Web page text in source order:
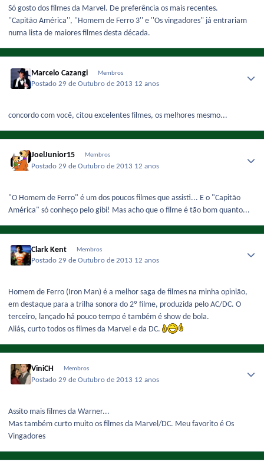
Só gosto dos filmes da Marvel. De preferência os mais recentes.
''Capitão América'', ''Homem de Ferro 3'' e ''Os vingadores'' já entrariam
numa lista de maiores filmes desta década.
Marcelo Cazangi Membros
Postado29 de Outubro de 2013 12 anos
concordo com você, citou excelentes filmes, os melhores mesmo...
JoelJunior15 Membros
Postado29 de Outubro de 2013 12 anos
"O Homem de Ferro" é um dos poucos filmes que assisti... E o "Capitão
América" só conheço pelo gibi! Mas acho que o filme é tão bom quanto...
Clark Kent Membros
Postado29 de Outubro de 2013 12 anos
Homem de Ferro (Iron Man) é a melhor saga de filmes na minha opinião,
em destaque para a trilha sonora do 2º filme, produzida pelo AC/DC. O
terceiro, lançado há pouco tempo é também é show de bola.
Aliás, curto todos os filmes da Marvel e da DC.
ViniCH Membros
Postado29 de Outubro de 2013 12 anos
Assito mais filmes da Warner...
Mas também curto muito os filmes da Marvel/DC. Meu favorito é Os
Vingadores